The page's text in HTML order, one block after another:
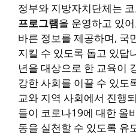
정부와 지방자치단체는
프로그램을 운영하고 있
바른 정보를 제공하며, 국
지킬 수 있도록 돕고 있답
년을 대상으로 한 교육이
강한 사회를 이끌 수 있도
교와 지역 사회에서 진행
들이 코로나19에 대한 올
동을 실천할 수 있도록 유